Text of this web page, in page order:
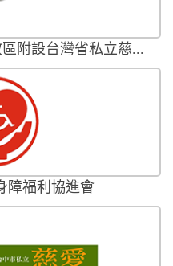
附設台灣省私立慈...
障福利協進會